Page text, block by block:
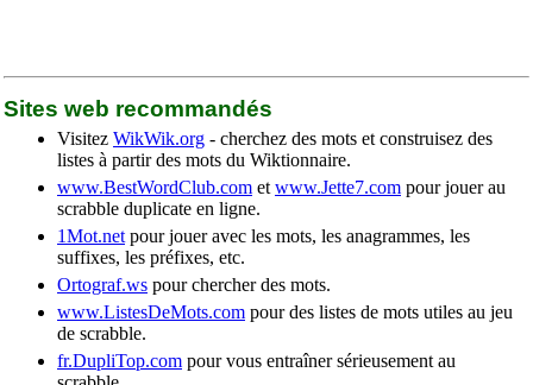
Sites web recommandés
Visitez WikWik.org - cherchez des mots et construisez des
listes à partir des mots du Wiktionnaire.
www.BestWordClub.com et www.Jette7.com pour jouer au
scrabble duplicate en ligne.
1Mot.net pour jouer avec les mots, les anagrammes, les
suffixes, les préfixes, etc.
Ortograf.ws pour chercher des mots.
www.ListesDeMots.com pour des listes de mots utiles au jeu
de scrabble.
fr.DupliTop.com pour vous entraîner sérieusement au